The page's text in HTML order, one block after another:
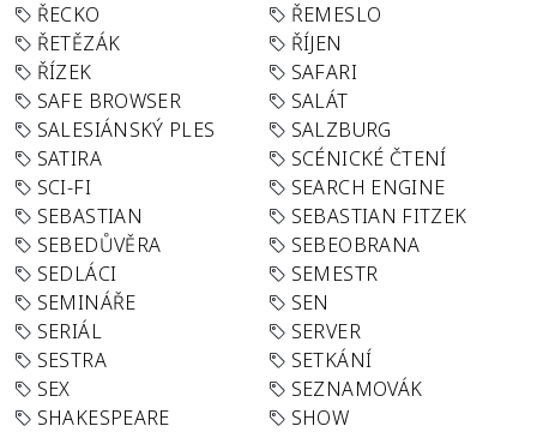
ŘECKO
ŘEMESLO
ŘETĚZÁK
ŘÍJEN
ŘÍZEK
SAFARI
SAFE BROWSER
SALÁT
SALESIÁNSKÝ PLES
SALZBURG
SATIRA
SCÉNICKÉ ČTENÍ
SCI-FI
SEARCH ENGINE
SEBASTIAN
SEBASTIAN FITZEK
SEBEDŮVĚRA
SEBEOBRANA
SEDLÁCI
SEMESTR
SEMINÁŘE
SEN
SERIÁL
SERVER
SESTRA
SETKÁNÍ
SEX
SEZNAMOVÁK
SHAKESPEARE
SHOW